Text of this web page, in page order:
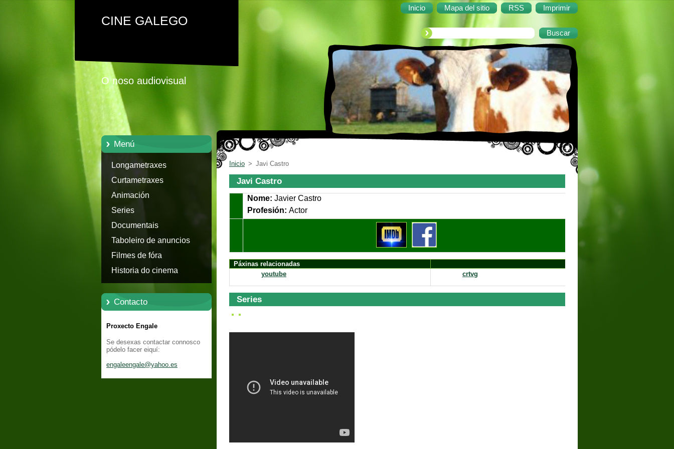
Inicio Mapa del sitio RSS Imprimir
CINE GALEGO
O noso audiovisual
Menú
Longametraxes
Curtametraxes
Animación
Series
Documentais
Taboleiro de anuncios
Filmes de fóra
Historia do cinema
Contacto
Proxecto Engale
Se desexas contactar connosco
pódelo facer eiquí:
engaleengale@yahoo.es
Inicio > Javi Castro
Javi Castro
Nome: Javier Castro
Profesión: Actor
Páxinas relacionadas
youtube
crtvg
Series